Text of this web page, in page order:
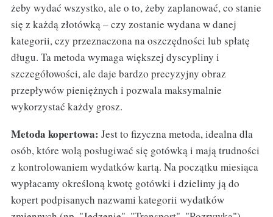
żeby wydać wszystko, ale o to, żeby zaplanować, co stanie
się z każdą złotówką – czy zostanie wydana w danej
kategorii, czy przeznaczona na oszczędności lub spłatę
długu. Ta metoda wymaga większej dyscypliny i
szczegółowości, ale daje bardzo precyzyjny obraz
przepływów pieniężnych i pozwala maksymalnie
wykorzystać każdy grosz.
Metoda kopertowa: Jest to fizyczna metoda, idealna dla
osób, które wolą posługiwać się gotówką i mają trudności
z kontrolowaniem wydatków kartą. Na początku miesiąca
wypłacamy określoną kwotę gotówki i dzielimy ją do
kopert podpisanych nazwami kategorii wydatków